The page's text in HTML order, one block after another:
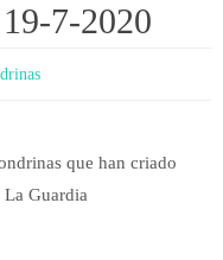
7-2020
que han criado
Guardia